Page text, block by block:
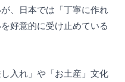
、日本では「丁寧に作れ
好意的に受け止めている
入れ」や「お土産」文化